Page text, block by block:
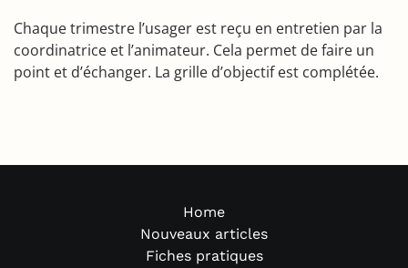
Chaque trimestre l’usager est reçu en entretien par la
coordinatrice et l’animateur. Cela permet de faire un
point et d’échanger. La grille d’objectif est complétée.
Home
Nouveaux articles
Fiches pratiques